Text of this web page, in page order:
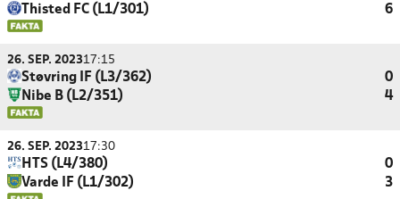
Thisted FC (L1/301)
6
26. SEP. 202317:15
Støvring IF (L3/362)
0
Nibe B (L2/351)
4
26. SEP. 202317:30
HTS (L4/380)
0
Varde IF (L1/302)
3